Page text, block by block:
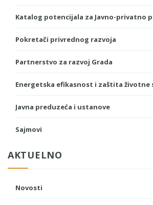
Katalog potencijala za Javno-privatno
Pokretači privrednog razvoja
Partnerstvo za razvoj Grada
Energetska efikasnost i zaštita životne
Javna preduzeća i ustanove
Sajmovi
AKTUELNO
Novosti